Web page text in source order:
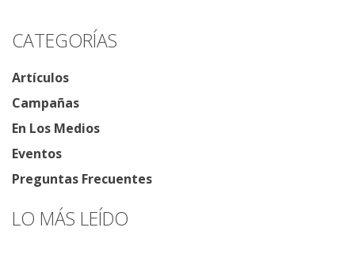
CATEGORÍAS
Artículos
Campañas
En Los Medios
Eventos
Preguntas Frecuentes
LO MÁS LEÍDO